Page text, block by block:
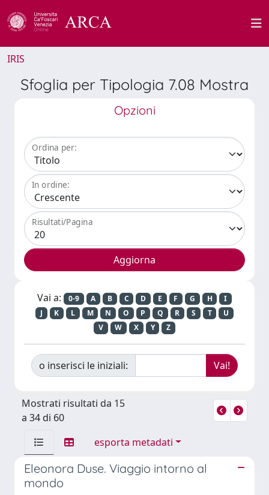
IRIS
Sfoglia per Tipologia 7.08 Mostra
Opzioni
Ordina per:
In ordine:
Risultati/Pagina
Vai a: 0-9 A B C D E F G H
I
J
K L M N O P Q R S T
U
V
W X Y Z
o inserisci le iniziali:
Mostrati risultati da 15
a 34 di 60
esporta metadati
Eleonora Duse. Viaggio intorno al
mondo